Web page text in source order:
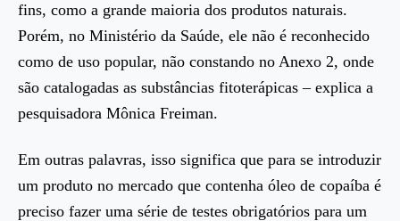
fins, como a grande maioria dos produtos naturais.
Porém, no Ministério da Saúde, ele não é reconhecido
como de uso popular, não constando no Anexo 2, onde
são catalogadas as substâncias fitoterápicas – explica a
pesquisadora Mônica Freiman.
Em outras palavras, isso significa que para se introduzir
um produto no mercado que contenha óleo de copaíba é
preciso fazer uma série de testes obrigatórios para um